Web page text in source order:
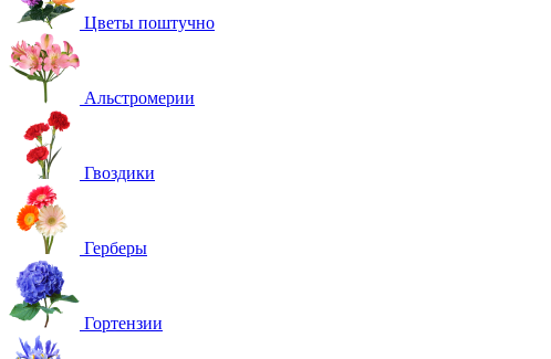
Цветы поштучно
Альстромерии
Гвоздики
Герберы
Гортензии